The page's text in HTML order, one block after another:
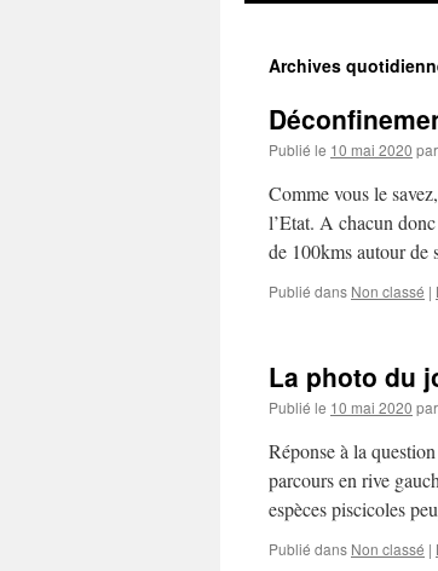
contenu
Archives
Publié le 10 mai 2020 par
Comme vous le
l’Etat. A chacun
de 100kms autour
Publié dans Non classé |
La photo du
Publié le 10 mai 2020 par
Réponse à la
parcours en rive
espèces piscicoles
Publié dans Non classé |